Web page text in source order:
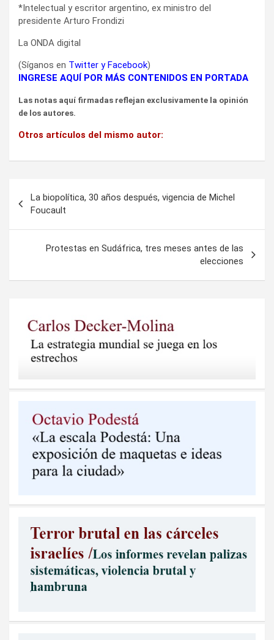
*Intelectual y escritor argentino, ex ministro del
presidente Arturo Frondizi
La ONDA digital
(Síganos en Twitter yFacebook)
INGRESE AQUÍ POR MÁS CONTENIDOS EN PORTADA
Las notas aquí firmadas reflejan exclusivamente la opinión
de los autores.
Otros artículos del mismo autor:
de
entradas
La biopolítica, 30 años después, vigencia de Michel
Foucault
Protestas en Sudáfrica, tres meses antes de las
elecciones